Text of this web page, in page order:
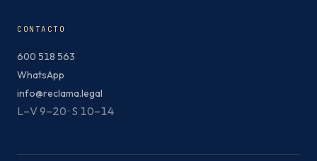
CONTACTO
600 518 563
WhatsApp
info@reclama.legal
L–V 9–20 · S 10–14